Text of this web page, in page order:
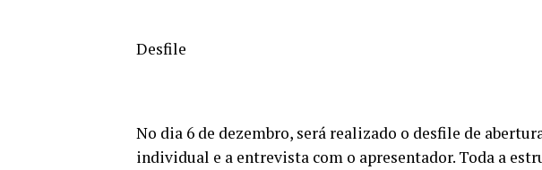
Desfile
No dia 6 de dezembro, será realizado o desfile de
individual e a entrevista com o apresentador. Toda a